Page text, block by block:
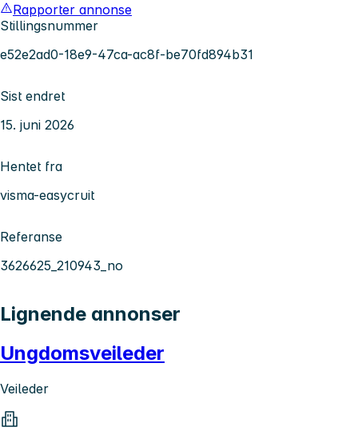
Rapporter annonse
Stillingsnummer
e52e2ad0-18e9-47ca-ac8f-be70fd894b31
Sist endret
15. juni 2026
Hentet fra
visma-easycruit
Referanse
3626625_210943_no
Lignende annonser
Ungdomsveileder
Veileder